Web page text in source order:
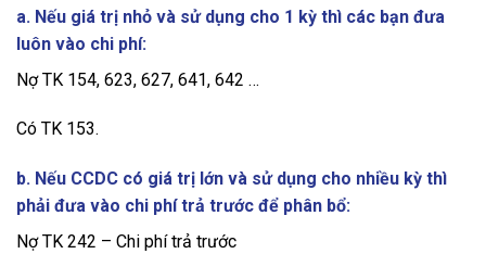
a. Nếu giá trị nhỏ và sử dụng cho 1 kỳ thì các bạn đưa
luôn vào chi phí:
Nợ TK 154, 623, 627, 641, 642 …
Có TK 153.
b. Nếu CCDC có giá trị lớn và sử dụng cho nhiều kỳ thì
phải đưa vào chi phí trả trước để phân bổ:
Nợ TK 242 – Chi phí trả trước